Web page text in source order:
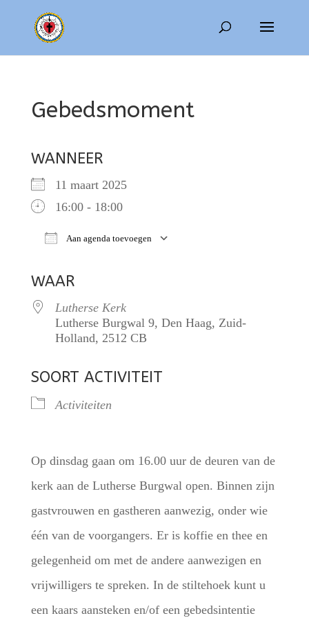
Gebedsmoment
WANNEER
11 maart 2025
16:00 - 18:00
Aan agenda toevoegen
WAAR
Lutherse Kerk
Lutherse Burgwal 9, Den Haag, Zuid-
Holland, 2512 CB
SOORT ACTIVITEIT
Activiteiten
Op dinsdag gaan om 16.00 uur de deuren van de
kerk aan de Lutherse Burgwal open. Binnen zijn
gastvrouwen en gastheren aanwezig, onder wie
één van de voorgangers. Er is koffie en thee en
gelegenheid om met de andere aanwezigen en
vrijwilligers te spreken. In de stiltehoek kunt u
een kaars aansteken en/of een gebedsintentie